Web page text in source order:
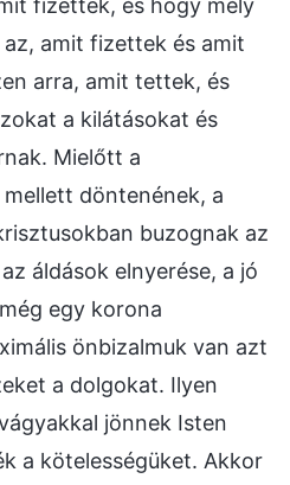
fizettek, és hogy mély
amit fizettek és amit
arra, amit tettek, és
a kilátásokat és
Mielőtt a
döntenének, a
buzognak az
áldások elnyerése, a jó
egy korona
önbizalmuk van azt
a dolgokat. Ilyen
jönnek Isten
a kötelességüket. Akkor